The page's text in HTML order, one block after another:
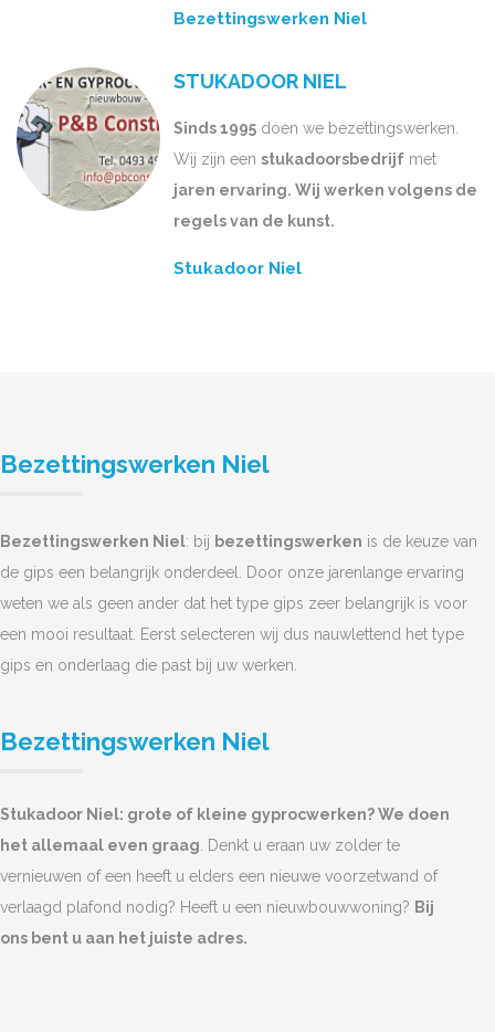
Bezettingswerken Niel
STUKADOOR NIEL
Sinds 1995 doen we bezettingswerken.
Wij zijn een stukadoorsbedrijf met
jaren ervaring. Wij werken volgens de
regels van de kunst.
Stukadoor Niel
Bezettingswerken Niel
Bezettingswerken Niel: bij bezettingswerken is de keuze van
de gips een belangrijk onderdeel. Door onze jarenlange ervaring
weten we als geen ander dat het type gips zeer belangrijk is voor
een mooi resultaat. Eerst selecteren wij dus nauwlettend het type
gips en onderlaag die past bij uw werken.
Bezettingswerken Niel
Stukadoor Niel: grote of kleine gyprocwerken? We doen
het allemaal even graag. Denkt u eraan uw zolder te
vernieuwen of een heeft u elders een nieuwe voorzetwand of
verlaagd plafond nodig? Heeft u een nieuwbouwwoning? Bij
ons bent u aan het juiste adres.